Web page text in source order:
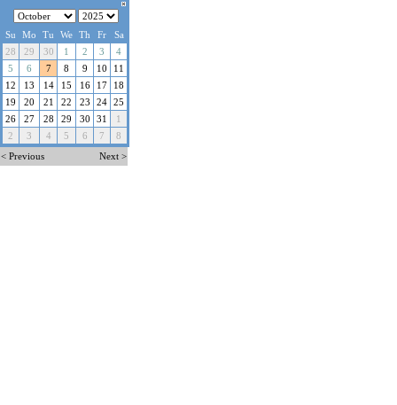
Su Mo Tu We Th Fr
Sa
28
29 30 1 2 3
4
5
6 7 8 9 10
11
12
13 14 15 16 17
18
19
20 21 22 23 24 25
26
27 28 29 30 31
1
2
3 4 5 6 7
8
< Previous
Next >